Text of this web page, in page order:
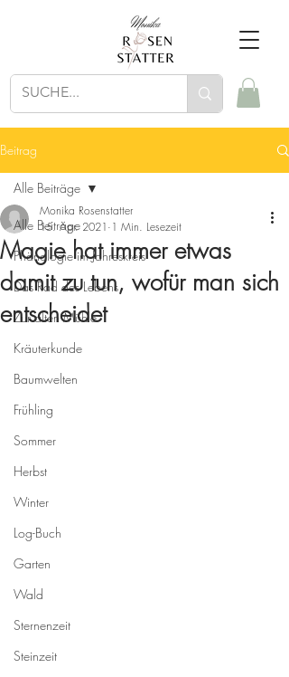
Beitrag
Alle Beiträge
Phänologie im Jahreskreis
Das Rad des Lebens
Zur alten Mühle
Kräuterkunde
Baumwelten
Frühling
Sommer
Herbst
Winter
Log-Buch
Garten
Wald
Sternenzeit
Steinzeit
Alle Beiträge
Magie hat immer etwas
damit zu tun, wofür man sich
entscheidet
Monika Rosenstatter
15. Apr. 2021 1 Min. Lesezeit